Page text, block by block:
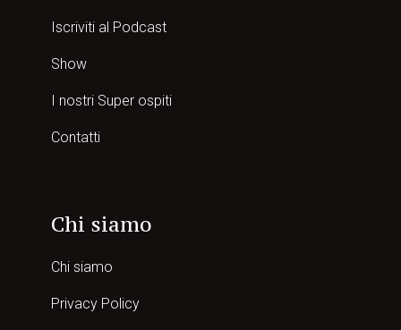
Iscriviti al Podcast
Show
I nostri Super ospiti
Contatti
Chi siamo
Chi siamo
Privacy Policy